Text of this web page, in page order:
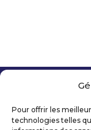
Pour offrir les
technologies telles
Mentions